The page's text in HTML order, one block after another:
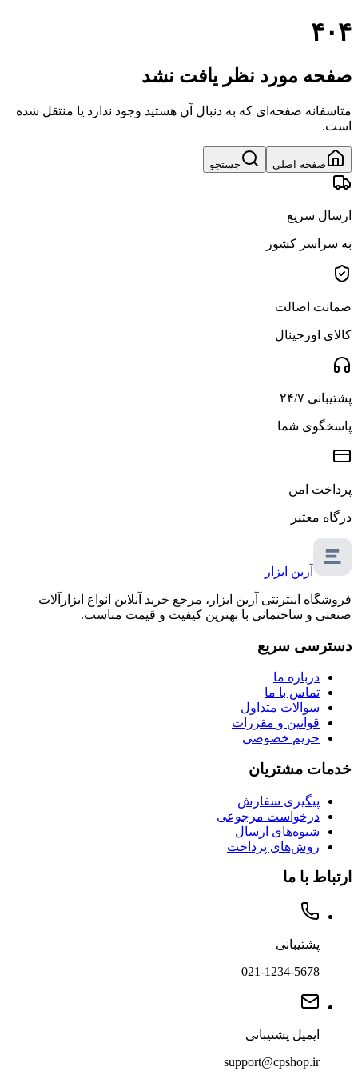
۴۰۴
صفحه مورد نظر یافت نشد
متاسفانه صفحه‌ای که به دنبال آن هستید وجود ندارد یا منتقل شده
است.
صفحه اصلی جستجو
ارسال سریع
به سراسر کشور
ضمانت اصالت
کالای اورجینال
پشتیبانی ۲۴/۷
پاسخگوی شما
پرداخت امن
درگاه معتبر
آرین ابزار
فروشگاه اینترنتی آرین ابزار، مرجع خرید آنلاین انواع ابزارآلات
صنعتی و ساختمانی با بهترین کیفیت و قیمت مناسب.
دسترسی سریع
درباره ما
تماس با ما
سوالات متداول
قوانین و مقررات
حریم خصوصی
خدمات مشتریان
پیگیری سفارش
درخواست مرجوعی
شیوه‌های ارسال
روش‌های پرداخت
ارتباط با ما
پشتیبانی
021-1234-5678
ایمیل پشتیبانی
support@cpshop.ir